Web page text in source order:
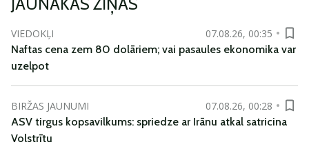
VIEDOKĻI
07.08.26, 00:35
Naftas cena zem 80 dolāriem; vai pasaules ekonomika var
uzelpot
BIRŽAS JAUNUMI
07.08.26, 00:28
ASV tirgus kopsavilkums: spriedze ar Irānu atkal satricina
Volstrītu